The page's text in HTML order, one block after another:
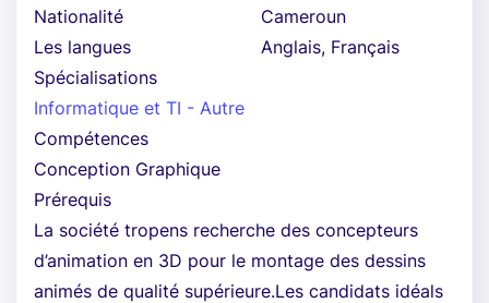
Nationalité
Cameroun
Les langues
Anglais, Français
Spécialisations
Informatique et TI - Autre
Compétences
Conception Graphique
Prérequis
La société tropens recherche des concepteurs
d’animation en 3D pour le montage des dessins
animés de qualité supérieure.Les candidats idéals